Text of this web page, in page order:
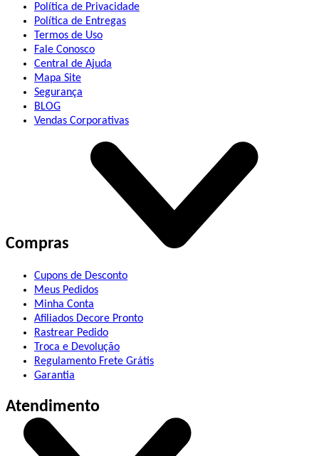
Política de Privacidade
Política de Entregas
Termos de Uso
Fale Conosco
Central de Ajuda
Mapa Site
Segurança
BLOG
Vendas Corporativas
Compras
Cupons de Desconto
Meus Pedidos
Minha Conta
Afiliados Decore Pronto
Rastrear Pedido
Troca e Devolução
Regulamento Frete Grátis
Garantia
Atendimento